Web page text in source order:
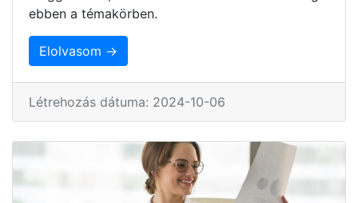
ebben a témakörben.
Elolvasom →
Létrehozás dátuma: 2024-10-06